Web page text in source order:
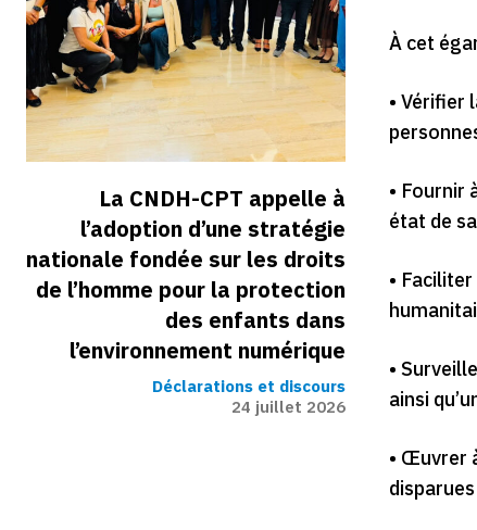
La CNDH-CPT appelle à
l’adoption d’une stratégie
nationale fondée sur les droits
de l’homme pour la protection
des enfants dans
l’environnement numérique
Déclarations et discours
24 juillet 2026
À cet
• Vérifier
• Fournir
état de
•
•
ainsi
• Œuvrer